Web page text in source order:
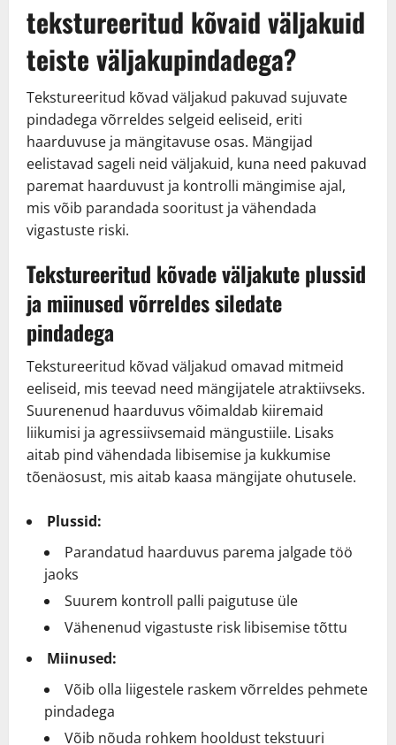
tekstureeritud kõvaid väljakuid
teiste väljakupindadega?
Tekstureeritud kõvad väljakud pakuvad sujuvate
pindadega võrreldes selgeid eeliseid, eriti
haarduvuse ja mängitavuse osas. Mängijad
eelistavad sageli neid väljakuid, kuna need pakuvad
paremat haarduvust ja kontrolli mängimise ajal,
mis võib parandada sooritust ja vähendada
vigastuste riski.
Tekstureeritud kõvade väljakute plussid
ja miinused võrreldes siledate
pindadega
Tekstureeritud kõvad väljakud omavad mitmeid
eeliseid, mis teevad need mängijatele atraktiivseks.
Suurenenud haarduvus võimaldab kiiremaid
liikumisi ja agressiivsemaid mängustiile. Lisaks
aitab pind vähendada libisemise ja kukkumise
tõenäosust, mis aitab kaasa mängijate ohutusele.
Plussid:
Parandatud haarduvus parema jalgade töö
jaoks
Suurem kontroll palli paigutuse üle
Vähenenud vigastuste risk libisemise tõttu
Miinused:
Võib olla liigestele raskem võrreldes pehmete
pindadega
Võib nõuda rohkem hooldust tekstuuri